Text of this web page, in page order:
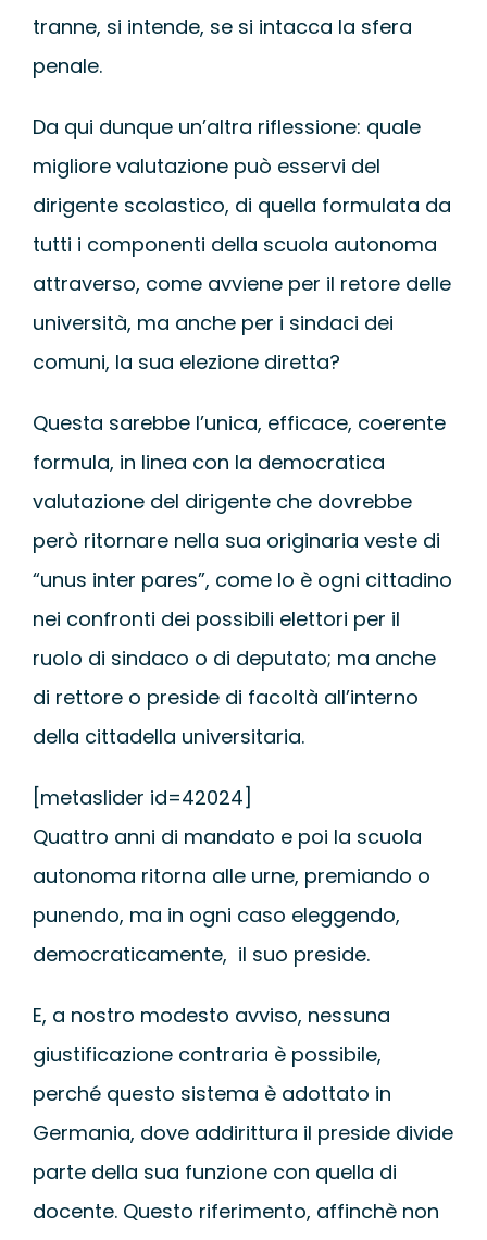
tranne, si intende, se si intacca la sfera
penale.
Da qui dunque un’altra riflessione: quale
migliore valutazione può esservi del
dirigente scolastico, di quella formulata da
tutti i componenti della scuola autonoma
attraverso, come avviene per il retore delle
università, ma anche per i sindaci dei
comuni, la sua elezione diretta?
Questa sarebbe l’unica, efficace, coerente
formula, in linea con la democratica
valutazione del dirigente che dovrebbe
però ritornare nella sua originaria veste di
“unus inter pares”, come lo è ogni cittadino
nei confronti dei possibili elettori per il
ruolo di sindaco o di deputato; ma anche
di rettore o preside di facoltà all’interno
della cittadella universitaria.
[metaslider id=42024]
Quattro anni di mandato e poi la scuola
autonoma ritorna alle urne, premiando o
punendo, ma in ogni caso eleggendo,
democraticamente, il suo preside.
E, a nostro modesto avviso, nessuna
giustificazione contraria è possibile,
perché questo sistema è adottato in
Germania, dove addirittura il preside divide
parte della sua funzione con quella di
docente. Questo riferimento, affinchè non